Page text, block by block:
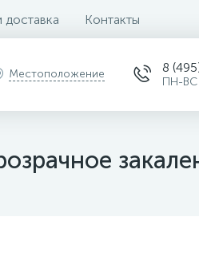
доставка Контакты
Местоположение 8
ПН-ВС